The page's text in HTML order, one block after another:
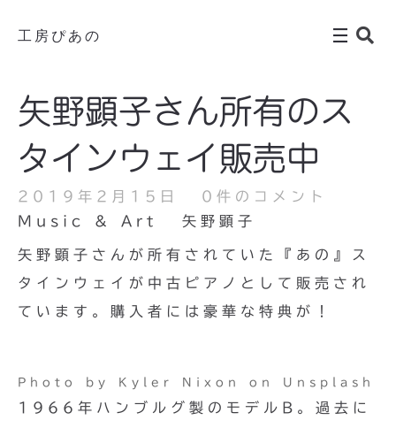
工房ぴあの
矢野顕子さん所有のス
タインウェイ販売中
2019年2月15日
0件のコメント
Music & Art
矢野顕子
矢野顕子さんが所有されていた『あの』ス
タインウェイが中古ピアノとして販売され
ています。購入者には豪華な特典が！
Photo by Kyler Nixon on Unsplash
1966年ハンブルグ製のモデルB。過去に